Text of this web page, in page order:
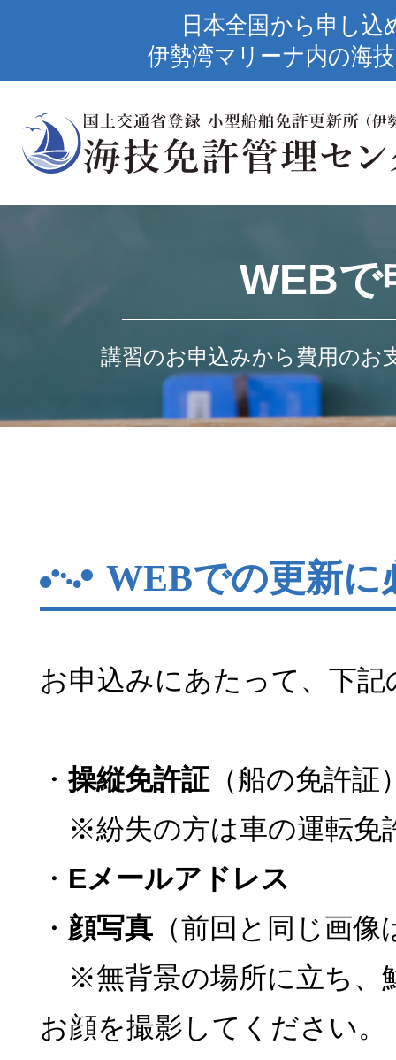
日本全国から申し
伊勢湾マリーナ内の海
WEBで
講習のお申込みから費用のお
WEBでの更新に
お申込みにあたって、下
・操縦免許証（船の免許証
※紛失の方は車の運転免
・ Eメールアドレス
・ 顔写真（前回と同じ画像
※無背景の場所に立ち、
お顔を撮影してください。